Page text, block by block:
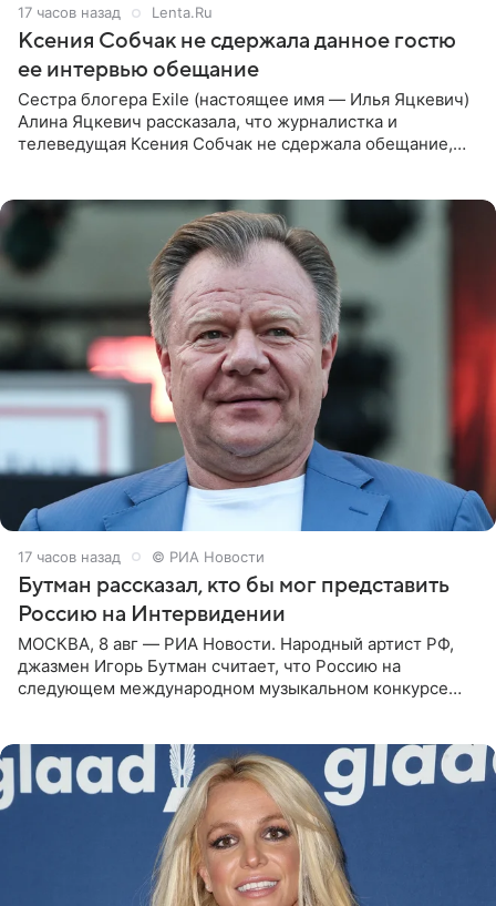
17 часов назад Lenta.Ru
Ксения Собчак не сдержала данное гостю
ее интервью обещание
Сестра блогера Exile (настоящее имя — Илья Яцкевич)
Алина Яцкевич рассказала, что журналистка и
телеведущая Ксения Собчак не сдержала обещание,
17 часов назад © РИА Новости
Бутман рассказал, кто бы мог представить
Россию на Интервидении
МОСКВА, 8 авг — РИА Новости. Народный артист РФ,
джазмен Игорь Бутман считает, что Россию на
следующем международном музыкальном конкурсе